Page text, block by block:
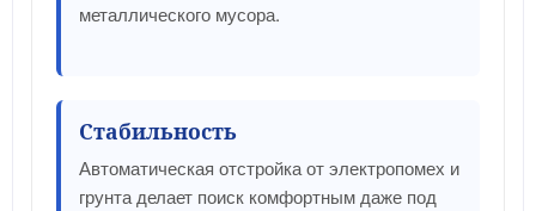
металлического мусора.
Стабильность
Автоматическая отстройка от электропомех и
грунта делает поиск комфортным даже под